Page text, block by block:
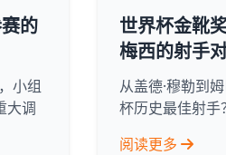
的
小组
大调
世界杯金靴
梅西的射手
从盖德·穆勒到
杯历史最佳射手
阅读更多